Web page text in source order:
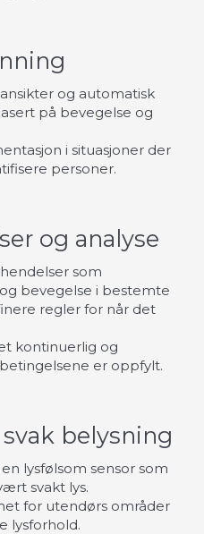
og automatisk
på bevegelse og
i situasjoner der
personer.
og analyse
som
bevegelse i bestemte
regler for når det
kontinuerlig og
er oppfylt.
belysning
lysfølsom sensor som
svakt lys.
for utendørs områder
lysforhold.